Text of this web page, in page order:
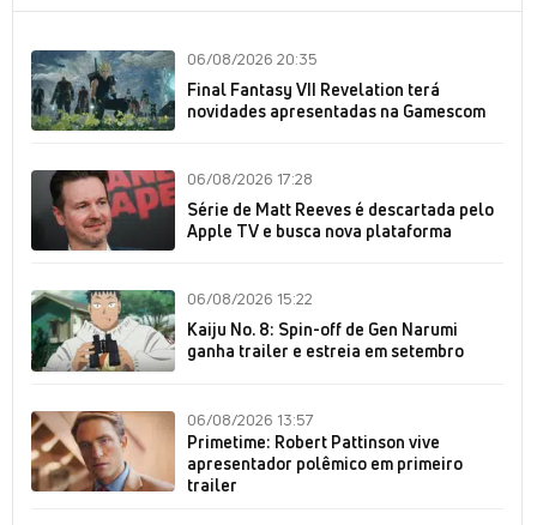
06/08/2026 20:35
Final Fantasy VII Revelation terá
novidades apresentadas na Gamescom
06/08/2026 17:28
Série de Matt Reeves é descartada pelo
Apple TV e busca nova plataforma
06/08/2026 15:22
Kaiju No. 8: Spin-off de Gen Narumi
ganha trailer e estreia em setembro
06/08/2026 13:57
Primetime: Robert Pattinson vive
apresentador polêmico em primeiro
trailer